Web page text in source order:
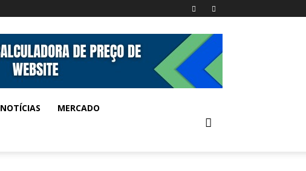
NOTÍCIAS MERCADO